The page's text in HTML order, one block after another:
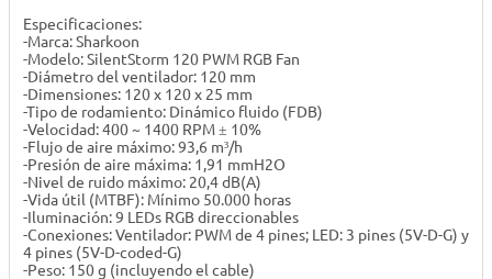
Especificaciones:
-Marca: Sharkoon
-Modelo: SilentStorm 120 PWM RGB Fan
-Diámetro del ventilador: 120 mm
-Dimensiones: 120 x 120 x 25 mm
-Tipo de rodamiento: Dinámico fluido (FDB)
-Velocidad: 400 ~ 1400 RPM ± 10%
-Flujo de aire máximo: 93,6 m³/h
-Presión de aire máxima: 1,91 mmH2O
-Nivel de ruido máximo: 20,4 dB(A)
-Vida útil (MTBF): Mínimo 50.000 horas
-Iluminación: 9 LEDs RGB direccionables
-Conexiones: Ventilador: PWM de 4 pines; LED: 3 pines (5V-D-G) y
4 pines (5V-D-coded-G)
-Peso: 150 g (incluyendo el cable)